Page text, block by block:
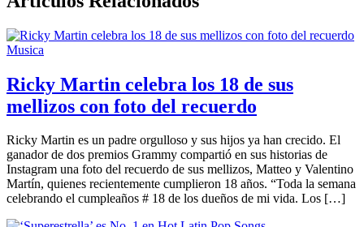
Musica
Ricky Martin celebra los 18 de sus
mellizos con foto del recuerdo
Ricky Martin es un padre orgulloso y sus hijos ya han crecido. El
ganador de dos premios Grammy compartió en sus historias de
Instagram una foto del recuerdo de sus mellizos, Matteo y Valentino
Martín, quienes recientemente cumplieron 18 años. “Toda la semana
celebrando el cumpleaños # 18 de los dueños de mi vida. Los […]